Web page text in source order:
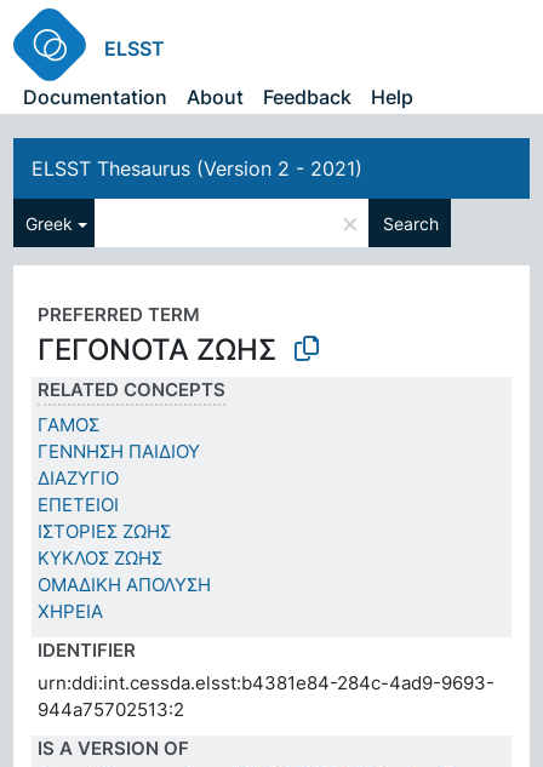
ELSST
Documentation
About Feedback Help
ELSST Thesaurus (Version 2 - 2021)
Greek × Search
PREFERRED TERM
ΓΕΓΟΝΟΤΑ ΖΩΗΣ
RELATED CONCEPTS
ΓΑΜΟΣ
ΓΕΝΝΗΣΗ ΠΑΙΔΙΟΥ
ΔΙΑΖΥΓΙΟ
ΕΠΕΤΕΙΟΙ
ΙΣΤΟΡΙΕΣ ΖΩΗΣ
ΚΥΚΛΟΣ ΖΩΗΣ
ΟΜΑΔΙΚΗ ΑΠΟΛΥΣΗ
ΧΗΡΕΙΑ
IDENTIFIER
urn:ddi:int.cessda.elsst:b4381e84-284c-4ad9-9693-
944a75702513:2
IS A VERSION OF